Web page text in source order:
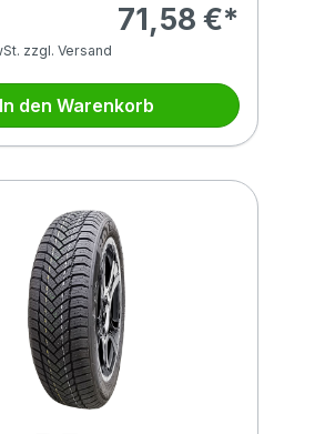
71,58 €*
zzgl. Versand
In den Warenkorb